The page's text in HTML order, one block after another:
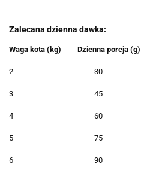
Zalecana dzienna dawka:
Waga kota (kg) Dzienna porcja (g)
2 30
3 45
4 60
5 75
6 90